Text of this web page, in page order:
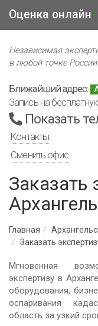
Оценка онлайн •
Независимая
в любой точке России
Ближайший адрес:
Запись на
Показать
Контакты
Сменить офис
Заказать
Главная
Заказать
Мгновенная
экспертизу в
оборудования,
оспаривания
область за узкий